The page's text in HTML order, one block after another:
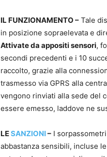
IL FUNZIONAMENTO – Tale
in posizione sopraelevata e
Attivate da appositi sensori,
secondi precedenti e i 10
raccolto, grazie alla
trasmesso via GPRS alla
vengono rinviati alla sede del
essere emesso, laddove ne
LESANZIONI– I
abbastanza sensibili, incluse